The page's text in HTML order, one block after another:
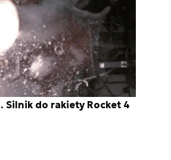
Silnik do rakiety Rocket 4